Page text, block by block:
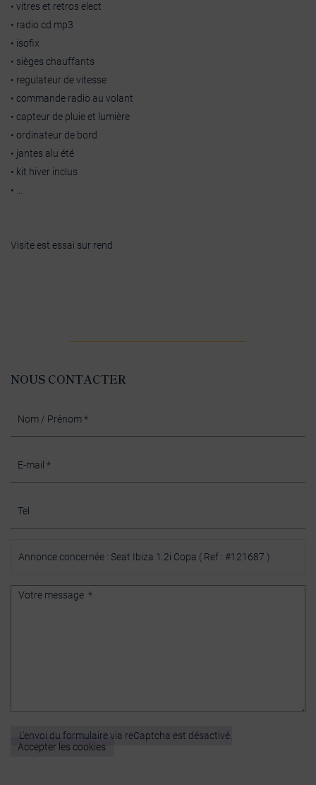
• vitres et retros elect
• radio cd mp3
• isofix
• sièges chauffants
• regulateur de vitesse
• commande radio au volant
• capteur de pluie et lumière
• ordinateur de bord
• jantes alu été
• kit hiver inclus
• …
Visite est essai sur rend
NOUS CONTACTER
L'envoi du formulaire via reCaptcha est désactivé.
Accepter les cookies